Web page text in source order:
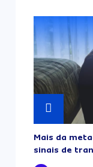
Mais da
sinais de